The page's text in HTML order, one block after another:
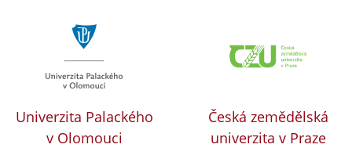
Univerzita Palackého
v Olomouci
Česká zemědělská
univerzita v Praze